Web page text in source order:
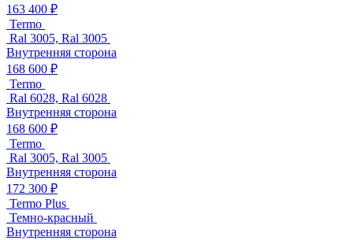
163 400 ₽
Termo
Ral 3005, Ral 3005
Внутренняя сторона
168 600 ₽
Termo
Ral 6028, Ral 6028
Внутренняя сторона
168 600 ₽
Termo
Ral 3005, Ral 3005
Внутренняя сторона
172 300 ₽
Termo Plus
Темно-красный
Внутренняя сторона